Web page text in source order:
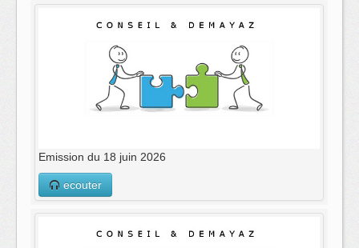
Emission du 18 juin 2026
ecouter